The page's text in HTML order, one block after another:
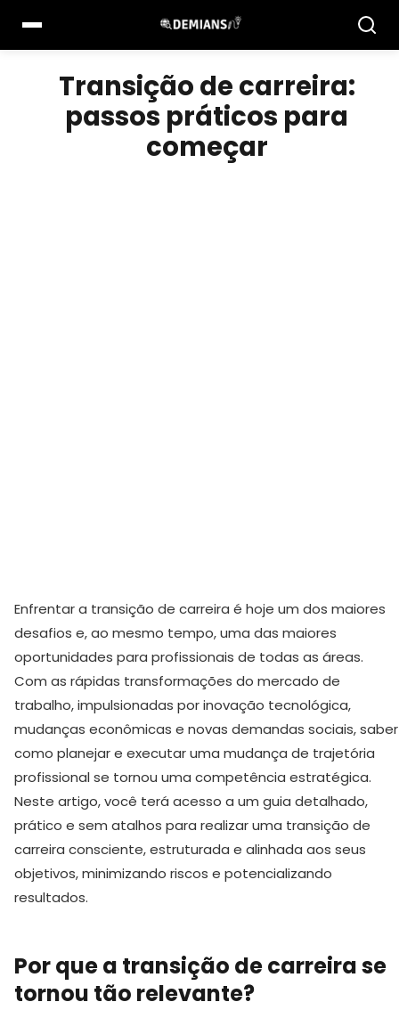
para
o
conteúdoTransição de carreira:
passos práticos para
começar
Enfrentar a transição de carreira é hoje um dos maiores
desafios e, ao mesmo tempo, uma das maiores
oportunidades para profissionais de todas as áreas.
Com as rápidas transformações do mercado de
trabalho, impulsionadas por inovação tecnológica,
mudanças econômicas e novas demandas sociais, saber
como planejar e executar uma mudança de trajetória
profissional se tornou uma competência estratégica.
Neste artigo, você terá acesso a um guia detalhado,
prático e sem atalhos para realizar uma transição de
carreira consciente, estruturada e alinhada aos seus
objetivos, minimizando riscos e potencializando
resultados.
Por que a transição de carreira se
tornou tão relevante?